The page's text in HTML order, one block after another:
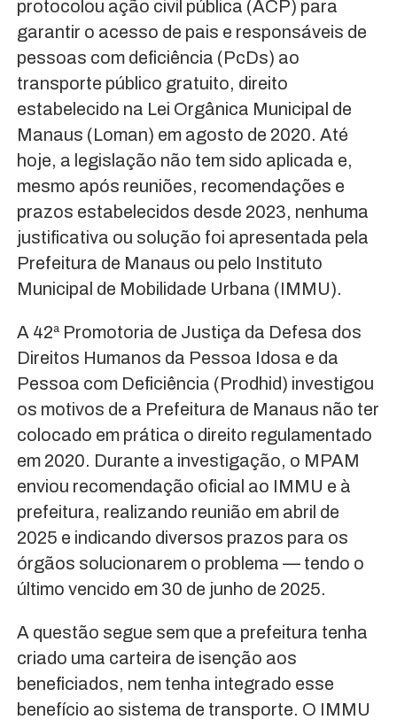
protocolou ação civil pública (ACP) para
garantir o acesso de pais e responsáveis de
pessoas com deficiência (PcDs) ao
transporte público gratuito, direito
estabelecido na Lei Orgânica Municipal de
Manaus (Loman) em agosto de 2020. Até
hoje, a legislação não tem sido aplicada e,
mesmo após reuniões, recomendações e
prazos estabelecidos desde 2023, nenhuma
justificativa ou solução foi apresentada pela
Prefeitura de Manaus ou pelo Instituto
Municipal de Mobilidade Urbana (IMMU).
A 42ª Promotoria de Justiça da Defesa dos
Direitos Humanos da Pessoa Idosa e da
Pessoa com Deficiência (Prodhid) investigou
os motivos de a Prefeitura de Manaus não ter
colocado em prática o direito regulamentado
em 2020. Durante a investigação, o MPAM
enviou recomendação oficial ao IMMU e à
prefeitura, realizando reunião em abril de
2025 e indicando diversos prazos para os
órgãos solucionarem o problema — tendo o
último vencido em 30 de junho de 2025.
A questão segue sem que a prefeitura tenha
criado uma carteira de isenção aos
beneficiados, nem tenha integrado esse
benefício ao sistema de transporte. O IMMU